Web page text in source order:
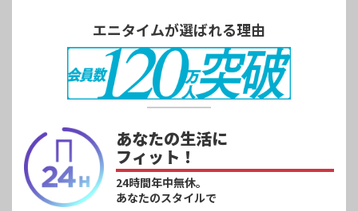
エニタイムが選ばれる理由
あなたの生活に
フィット！
24時間年中無休。
あなたのスタイルで